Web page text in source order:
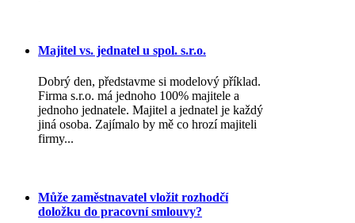
Majitel vs. jednatel u spol. s.r.o.
Dobrý den, představme si modelový příklad.
Firma s.r.o. má jednoho 100% majitele a
jednoho jednatele. Majitel a jednatel je každý
jiná osoba. Zajímalo by mě co hrozí majiteli
firmy...
Může zaměstnavatel vložit rozhodčí
doložku do pracovní smlouvy?